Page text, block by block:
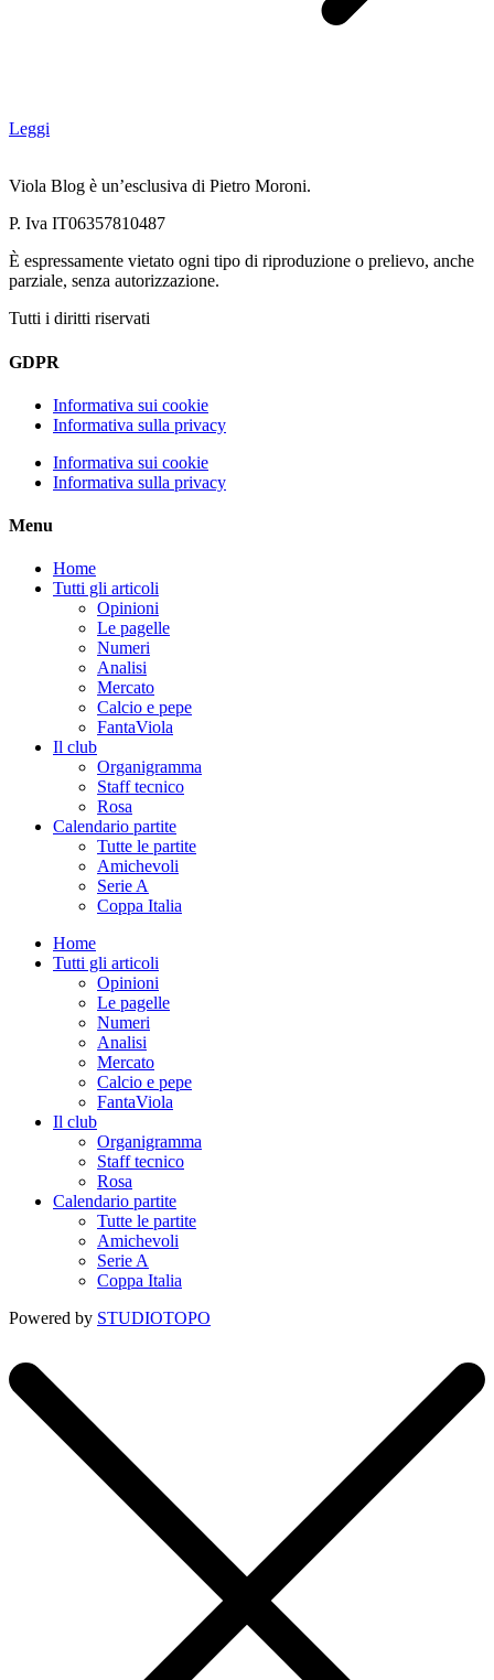
Leggi
Viola Blog è un’esclusiva di Pietro Moroni.
P. Iva IT06357810487
È espressamente vietato ogni tipo di riproduzione o prelievo, anche
parziale, senza autorizzazione.
Tutti i diritti riservati
GDPR
Informativa sui cookie
Informativa sulla privacy
Informativa sui cookie
Informativa sulla privacy
Menu
Home
Tutti gli articoli
Opinioni
Le pagelle
Numeri
Analisi
Mercato
Calcio e pepe
FantaViola
Il club
Organigramma
Staff tecnico
Rosa
Calendario partite
Tutte le partite
Amichevoli
Serie A
Coppa Italia
Home
Tutti gli articoli
Opinioni
Le pagelle
Numeri
Analisi
Mercato
Calcio e pepe
FantaViola
Il club
Organigramma
Staff tecnico
Rosa
Calendario partite
Tutte le partite
Amichevoli
Serie A
Coppa Italia
Powered by STUDIOTOPO